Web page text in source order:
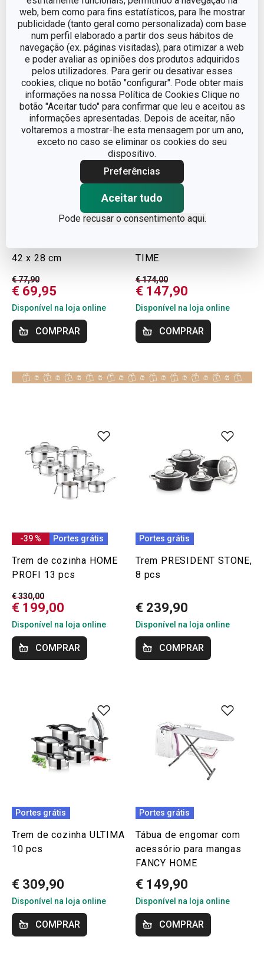
web, bem como para fins estatísticos, para lhe mostrar
publicidade (tanto geral como personalizada) com base
num perfil elaborado a partir dos seus hábitos de
navegação (ex. páginas visitadas), para otimizar a web
e poder avaliar as opiniões dos produtos adquiridos
pelos utilizadores. Para gerir ou desativar esses
cookies, clique no botão "configurar". Pode obter mais
informações na nossa Política de Cookies Clique no
botão "Aceitar tudo" para confirmar que leu e aceitou as
informações apresentadas. Depois de aceitar, não
voltaremos a mostrar-lhe esta mensagem por um ano,
exceto no caso se eliminar os cookies do seu
dispositivo.
Preferências
Aceitar tudo
Pode recusar o consentimento aqui.
€ 56,90
Disponível na loja online
COMPRAR
€ 79,90
Disponível na loja online
COMPRAR
Portes grátis
42 x 28 cm
€ 77,90
€ 69,95
Disponível na loja online
COMPRAR
-15 % Portes grátis
TIME
€ 174,00
€ 147,90
Disponível na loja online
COMPRAR
-39 % Portes grátis
Trem de cozinha HOME
PROFI 13 pcs
€ 330,00
€ 199,00
Disponível na loja online
COMPRAR
Portes grátis
Trem PRESIDENT STONE,
8 pcs
€ 239,90
Disponível na loja online
COMPRAR
Portes grátis
Trem de cozinha ULTIMA
10 pcs
€ 309,90
Disponível na loja online
COMPRAR
Portes grátis
Tábua de engomar com
acessório para mangas
FANCY HOME
€ 149,90
Disponível na loja online
COMPRAR